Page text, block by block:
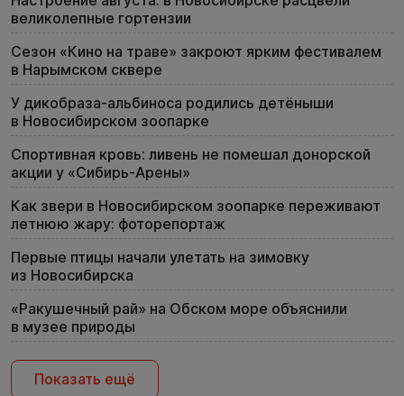
великолепные гортензии
Сезон «Кино на траве» закроют ярким фестивалем
в Нарымском сквере
У дикобраза-альбиноса родились детёныши
в Новосибирском зоопарке
Спортивная кровь: ливень не помешал донорской
акции у «Сибирь-Арены»
Как звери в Новосибирском зоопарке переживают
летнюю жару: фоторепортаж
Первые птицы начали улетать на зимовку
из Новосибирска
«Ракушечный рай» на Обском море объяснили
в музее природы
Показать ещё